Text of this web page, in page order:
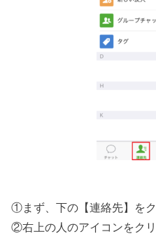
①まず、下の【連絡先】をク
②右上の人のアイコンをクリ